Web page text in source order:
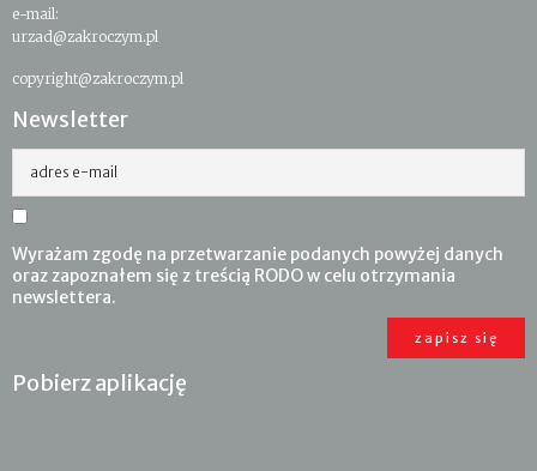
e-mail:
urzad@zakroczym.pl
copyright@zakroczym.pl
Newsletter
adres e-mail
Wyrażam zgodę na przetwarzanie podanych powyżej danych
oraz zapoznałem się z treścią RODO w celu otrzymania
newslettera.
Pobierz aplikację